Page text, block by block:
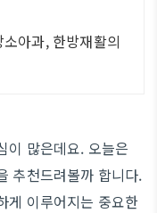
아과, 한방재활의
이 많은데요. 오늘은
추천드려볼까 합니다.
게 이루어지는 중요한